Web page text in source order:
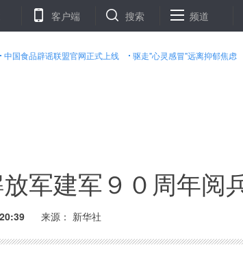
育培训跃上新台阶 新型长剑 海疆尖兵——走进庆
客户端 搜索 频道
中国食品辟谣联盟官网正式上线 驱走"心灵感冒"远离抑郁焦虑
军建军９０周年阅
来源： 新华社